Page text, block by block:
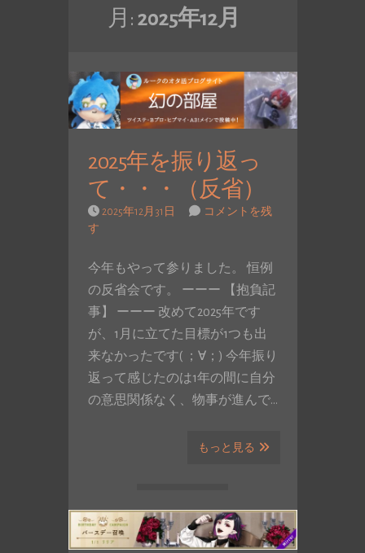
月: 2025年12月
2025年を振り返っ
て・・・（反省）
2025年12月31日
コメントを残
す
今年もやって参りました。 恒例
の反省会です。 ーーー 【抱負記
事】 ーーー 改めて2025年です
が、1月に立てた目標が1つも出
来なかったです( ；∀；) 今年振り
返って感じたのは1年の間に自分
の意思関係なく、物事が進んで…
もっと見る